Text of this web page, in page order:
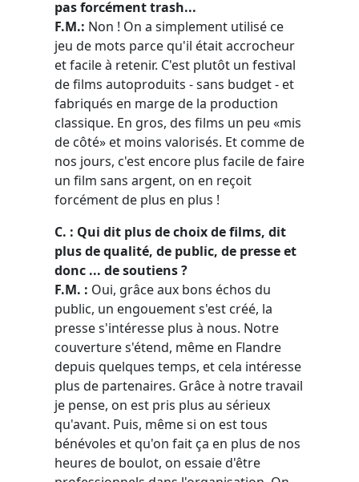
pas forcément trash...
F.M.: Non ! On a simplement utilisé ce
jeu de mots parce qu'il était accrocheur
et facile à retenir. C'est plutôt un festival
de films autoproduits - sans budget - et
fabriqués en marge de la production
classique. En gros, des films un peu «mis
de côté» et moins valorisés. Et comme de
nos jours, c'est encore plus facile de faire
un film sans argent, on en reçoit
forcément de plus en plus !
C. : Qui dit plus de choix de films, dit
plus de qualité, de public, de presse et
donc ... de soutiens ?
F.M. : Oui, grâce aux bons échos du
public, un engouement s'est créé, la
presse s'intéresse plus à nous. Notre
couverture s'étend, même en Flandre
depuis quelques temps, et cela intéresse
plus de partenaires. Grâce à notre travail
je pense, on est pris plus au sérieux
qu'avant. Puis, même si on est tous
bénévoles et qu'on fait ça en plus de nos
heures de boulot, on essaie d'être